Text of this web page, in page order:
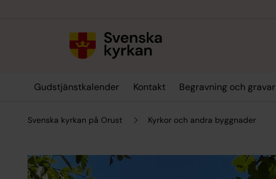
Gudstjänstkalender Kontakt Begravning och gravar
Svenska kyrkan på Orust Kyrkor och andra byggnader